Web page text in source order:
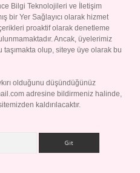
Bilgi Teknolojileri ve İletişim
bir Yer Sağlayıcı olarak hizmet
proaktif olarak denetleme
Ancak, üyelerimiz
taşımakta olup, siteye üye olarak bu
olduğunu düşündüğünüz
adresine bildirmeniz halinde,
kaldırılacaktır.